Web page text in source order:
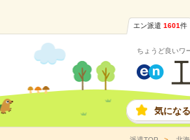
エン派遣 1601件
ちょうど良いワ
気にな